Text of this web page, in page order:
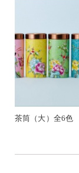
茶筒（大）全6色